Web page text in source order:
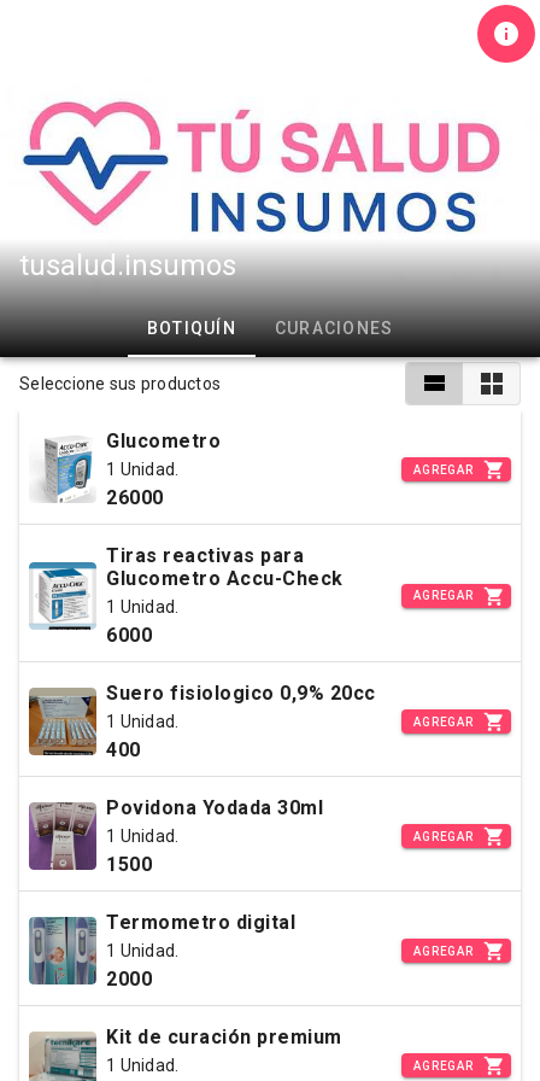
tusalud.insumos
BOTIQUÍN CURACIONES
Seleccione sus productos
Glucometro
1 Unidad.
26000
AGREGAR
Tiras reactivas para
Glucometro Accu-Check
1 Unidad.
6000
AGREGAR
Suero fisiologico 0,9% 20cc
1 Unidad.
400
AGREGAR
Povidona Yodada 30ml
1 Unidad.
1500
AGREGAR
Termometro digital
1 Unidad.
2000
AGREGAR
Kit de curación premium
1 Unidad. AGREGAR